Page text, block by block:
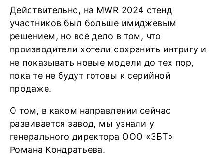
Действительно, на MWR 2024 стенд
участников был больше имиджевым
решением, но всё дело в том, что
производители хотели сохранить интригу и
не показывать новые модели до тех пор,
пока те не будут готовы к серийной
продаже.
О том, в каком направлении сейчас
развивается завод, мы узнали у
генерального директора ООО «ЗБТ»
Романа Кондратьева.